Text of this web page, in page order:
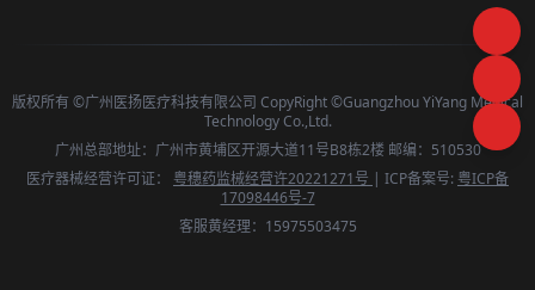
版权所有 ©广州医扬医疗科技有限公司 CopyRight ©Guangzhou YiYang Medical
Technology Co.,Ltd.
广州总部地址：广州市黄埔区开源大道11号B8栋2楼 邮编：510530
医疗器械经营许可证： 粤穗药监械经营许20221271号 | ICP备案号: 粤ICP备
17098446号-7
客服黄经理：15975503475